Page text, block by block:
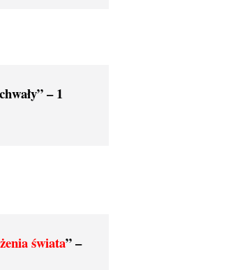
–1
świata” –